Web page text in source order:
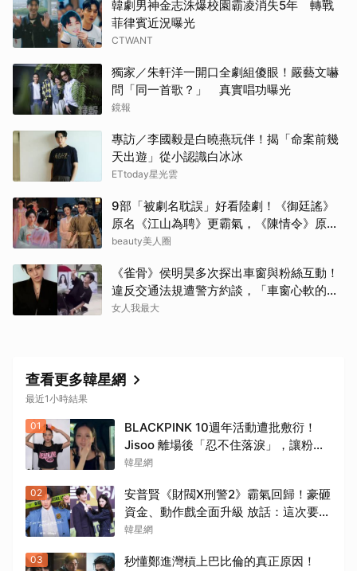
韓劇男神金志洙爆校園霸凌消失5年 轉戰
菲律賓近況曝光
CTWANT
獨家／朱軒洋一開口全劇組傻眼！嚴藝文嚇
問「同一首歌？」 真實唱功曝光
鏡報
專訪／李國毅是白曉燕玩伴！揭「命案前幾
天出遊」從小認識白冰冰
ETtoday星光雲
9部「被劇名耽誤」好看陸劇！《御廷謠》
原名《江山為聘》更霸氣，《陳情令》原名
好聽
beauty美人圈
《雀骨》侯明昊多次探出車窗與粉絲互動！
違反交通法規遭警方約談，「車窗心軟的
神」上熱搜
女人我最大
查看更多韓星網
最近1小時結果
01
BLACKPINK 10週年活動遭批敷衍！
Jisoo 離場後「忍不住落淚」，讓粉絲
看了好心疼
韓星網
02
安普賢《財閥X刑警2》霸氣回歸！豪砸
資金、動作戲全面升級 放話：這次要超
越第一季
韓星網
03
秒懂鄭進灣槓上巴比倫的真正原因！